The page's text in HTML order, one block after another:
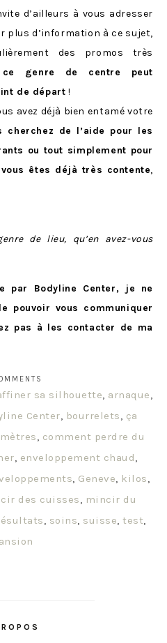
d’ailleurs à vous adresser
plus d’information à ce sujet,
des promos très
ce genre de centre peut
de départ !
avez déjà bien entamé votre
cherchez de l’aide pour les
ou tout simplement pour
êtes déjà très contente,
de lieu, qu’en avez-vous
par Bodyline Center, je ne
pouvoir vous communiquer
pas à les contacter de ma
sa silhouette, arnaque,
Center, bourrelets, ça
, comment perdre du
, enveloppement chaud,
, Geneve, kilos,
des cuisses, mincir du
, soins, suisse,test,